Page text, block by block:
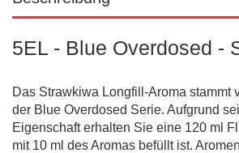
5EL - Blue Overdosed -
Das Strawkiwa Longfill-Aroma stammt
der Blue Overdosed Serie. Aufgrund
Eigenschaft erhalten Sie eine 120 ml
mit 10 ml des Aromas befüllt ist.